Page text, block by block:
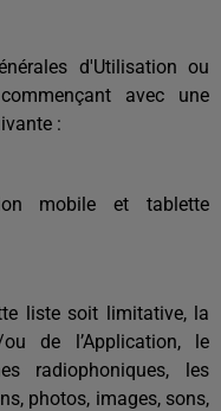
d'Utilisation ou
avec une
:
mobile et tablette
liste soit limitative, la
de l’Application, le
radiophoniques, les
photos, images, sons,